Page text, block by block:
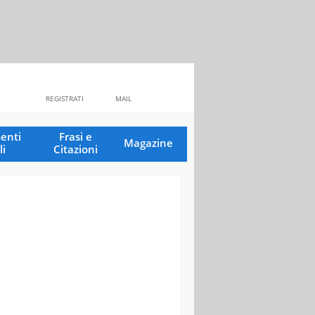
MAIL
REGISTRATI
Frasi e
Citazioni
Magazine